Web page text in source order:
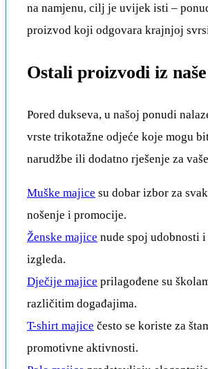
na namjenu, cilj je uvijek isti –
proizvod koji odgovara krajnjoj
Ostali proizvodi iz
Pored dukseva, u našoj ponudi
vrste trikotažne odjeće koje mogu
narudžbe ili dodatno rješenje za
Muške majice su dobar izbor za
nošenje i promocije.
Ženske majice nude spoj udobnosti
izgleda.
Dječije majice prilagođene su
različitim događajima.
T-shirt majice često se koriste za
promotivne aktivnosti.